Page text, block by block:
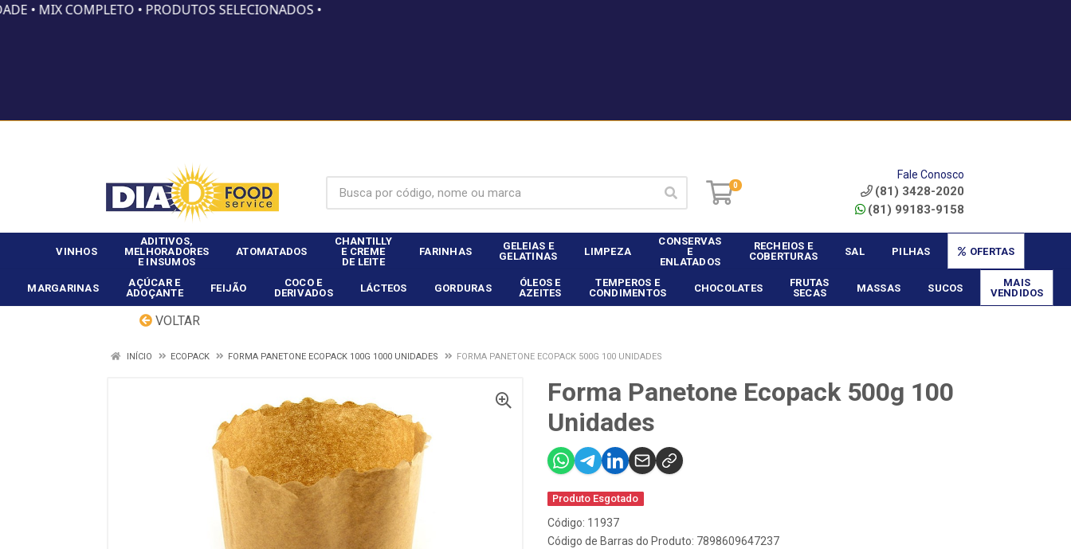
• MIX COMPLETO • PRODUTOS SELECIONADOS •
0
Fale Conosco
(81) 3428-2020
(81) 99183-9158
VINHOS
ADITIVOS,
MELHORADORES
E INSUMOS
ATOMATADOS
CHANTILLY
E CREME
DE LEITE
FARINHAS
GELEIAS E
GELATINAS
LIMPEZA
CONSERVAS
E
ENLATADOS
RECHEIOS E
COBERTURAS
SAL PILHAS OFERTAS
MARGARINAS
AÇÚCAR E
ADOÇANTE
FEIJÃO
COCO E
DERIVADOS
LÁCTEOS GORDURAS
ÓLEOS E
AZEITES
TEMPEROS E
CONDIMENTOS
CHOCOLATES
FRUTAS
SECAS
MASSAS SUCOS
MAIS
VENDIDOS
VOLTAR
INÍCIO ECOPACK FORMA PANETONE ECOPACK 100G 1000 UNIDADES FORMA PANETONE ECOPACK 500G 100 UNIDADES
Forma Panetone Ecopack 500g 100
Unidades
Produto Esgotado
Código: 11937
Código de Barras do Produto: 7898609647237